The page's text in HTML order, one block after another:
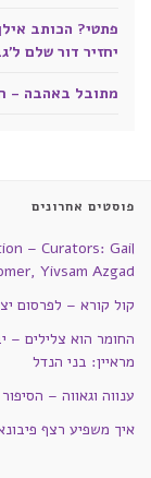
יחזיר דור שלם
מתובל באהבה -
פוסטים אחרונים
– Curators: Gail
Yivsam Azgad
קול קורא – לפרסום
מראיין: בני הנדל
ענווה וגאווה –
איך משפיע רצף